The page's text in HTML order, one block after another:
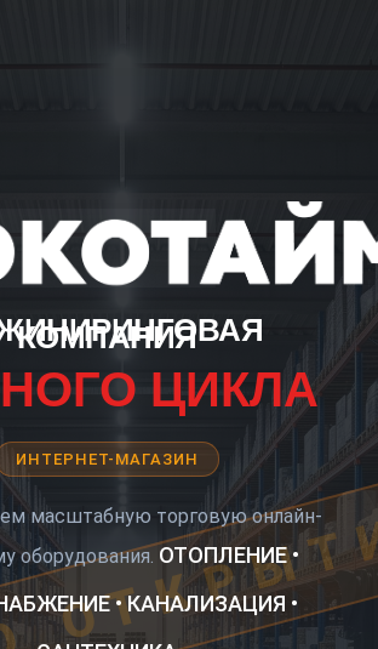
КОМПАНИЯ
ЦИКЛА
ИНТЕРНЕТ-МАГАЗИН
масштабную торговую онлайн-
оборудования. ОТОПЛЕНИЕ •
• КАНАЛИЗАЦИЯ •